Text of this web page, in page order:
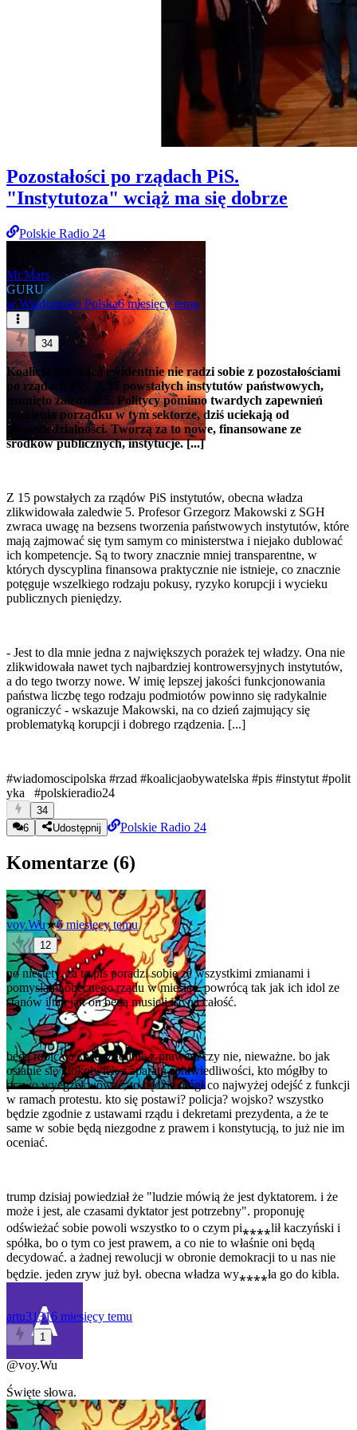
Pozostałości po rządach PiS.
"Instytutoza" wciąż ma się dobrze
Polskie Radio 24
Mr.Mars
GURU
w Wiadomości Polska6 miesięcy temu
34
Koalicja rządząca ewidentnie nie radzi sobie z pozostałościami
po rządach PiS. Z 15 powstałych instytutów państwowych,
usunięto zaledwie 5. Politycy pomimo twardych zapewnień
zrobienia porządku w tym sektorze, dziś uciekają od
odpowiedzialności. Tworzą za to nowe, finansowane ze
środków publicznych, instytucje. [...]
Z 15 powstałych za rządów PiS instytutów, obecna władza
zlikwidowała zaledwie 5. Profesor Grzegorz Makowski z SGH
zwraca uwagę na bezsens tworzenia państwowych instytutów, które
mają zajmować się tym samym co ministerstwa i niejako dublować
ich kompetencje. Są to twory znacznie mniej transparentne, w
których dyscyplina finansowa praktycznie nie istnieje, co znacznie
potęguje wszelkiego rodzaju pokusy, ryzyko korupcji i wycieku
publicznych pieniędzy.
- Jest to dla mnie jedna z największych porażek tej władzy. Ona nie
zlikwidowała nawet tych najbardziej kontrowersyjnych instytutów,
a do tego tworzy nowe. W imię lepszej jakości funkcjonowania
państwa liczbę tego rodzaju podmiotów powinno się radykalnie
ograniczyć - wskazuje Makowski, na co dzień zajmujący się
problematyką korupcji i dobrego rządzenia. [...]
#wiadomoscipolska #rzad #koalicjaobywatelska #pis #instytut #polit
yka
#polskieradio24
34
6
Udostępnij Polskie Radio 24
Komentarze (6)
voy.Wu★6 miesięcy temu
12
no niestety. za to pis poradzi sobie ze wszystkimi zmianami i
pomysłami obecnego rządu w miesiąc. powrócą tak jak ich idol ze
stanów i tak jak on będą musieli iść na całość.
będą robić co chcą, zgodnie z prawem czy nie, nieważne. bo jak
ostanie się ktokolwiek z aparatu sprawiedliwości, kto mógłby to
prawo wyegzekwować, to będzie mógł co najwyżej odejść z funkcji
w ramach protestu. kto się postawi? policja? wojsko? wszystko
będzie zgodnie z ustawami rządu i dekretami prezydenta, a że te
same w sobie będą niezgodne z prawem i konstytucją, to już nie im
oceniać.
trump dzisiaj powiedział że "ludzie mówią że jest dyktatorem. i że
może i jest, ale czasami dyktator jest potrzebny". proponuję
odświeżać sobie powoli wszystko to o czym pi⁎⁎⁎⁎lił kaczyński i
spółka, bo o tym co jest prawem, a co nie to właśnie oni będą
decydować. a żadnej rewolucji w obronie demokracji to u nas nie
będzie. jeden zryw już był. obecna władza wy⁎⁎⁎⁎ła go do kibla.
artu31316 miesięcy temu
1
@voy.Wu
Święte słowa.